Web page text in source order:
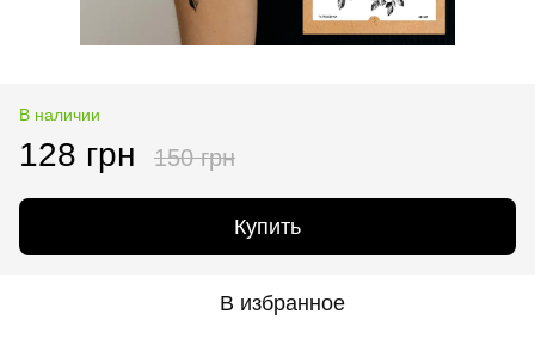
В наличии
128 грн 150 грн
Купить
В избранное